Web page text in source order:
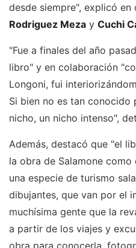
desde siempre", explicó en
Rodriguez Meza y Cuchi
"Fue a finales del año
libro" y en colaboración
Longoni, fui
Si bien no es tan conocido
nicho, un nicho intenso",
Además, destacó que "el
la obra de Salamone
una especie de turismo
dibujantes, que van por el
muchísima gente que la
a partir de los viajes y
obra para conocerla,